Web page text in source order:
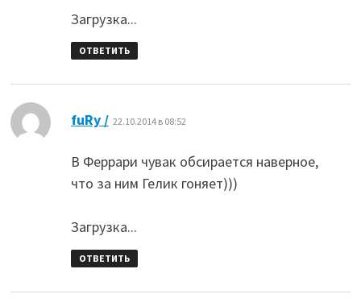
Загрузка...
ОТВЕТИТЬ
fuRy /: 22.10.2014 в 08:52
В Феррари чувак обсирается наверное,
что за ним Гелик гоняет)))
Загрузка...
ОТВЕТИТЬ